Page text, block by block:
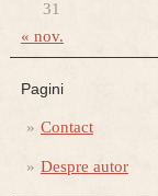
31
« nov.
Pagini
Contact
Despre autor